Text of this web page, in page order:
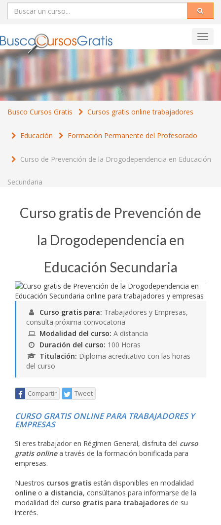
Busco Cursos Gratis Cursos gratis online trabajadores
Educación Formación Permanente del Profesorado
Curso de Prevención de la Drogodependencia en Educación
Secundaria
Curso gratis de Prevención de
la Drogodependencia en
Educación Secundaria
Curso gratis para: Trabajadores y Empresas,
consulta próxima convocatoria
Modalidad del curso: A distancia
Duración del curso: 100 Horas
Titulación: Diploma acreditativo con las horas
del curso
Compartir Tweet
CURSO GRATIS ONLINE PARA TRABAJADORES Y
EMPRESAS
Si eres trabajador en Régimen General, disfruta del curso
gratis onlinea través de la formación bonificada para
empresas.
Nuestros cursos gratis están disponibles en modalidad
online o a distancia, consúltanos para informarse de la
modalidad del curso gratis para trabajadores de su
interés.